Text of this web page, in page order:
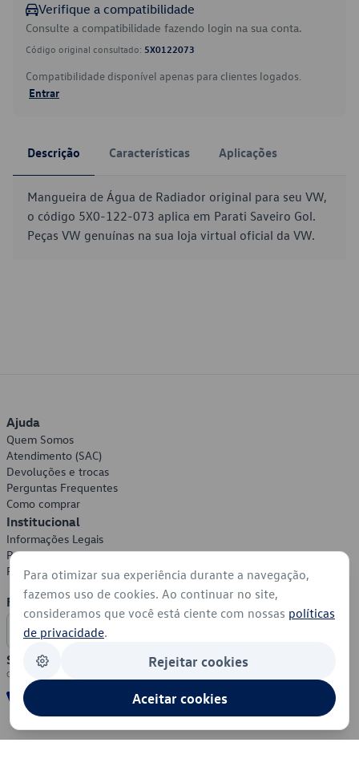
Verifique a compatibilidade
Consulte a compatibilidade fazendo login na sua conta.
Código original consultado: 5X0122073
Compatibilidade disponível apenas para clientes logados.
Entrar
Descrição Características Aplicações
Mangueira de Água de Radiador original para seu VW,
o código 5X0-122-073 aplica em Parati Saveiro Gol.
Peças VW genuínas na sua loja virtual oficial da VW.
Ajuda
Quem Somos
Atendimento (SAC)
Devoluções e trocas
Perguntas Frequentes
Como comprar
Institucional
Informações Legais
Política de Privacidade
Política de Cookies
Formas de Pagamento
Segurança
Para otimizar sua experiência durante a navegação,
fazemos uso de cookies. Ao continuar no site,
consideramos que você está ciente com nossas políticas
de privacidade.
Rejeitar cookies
Aceitar cookies